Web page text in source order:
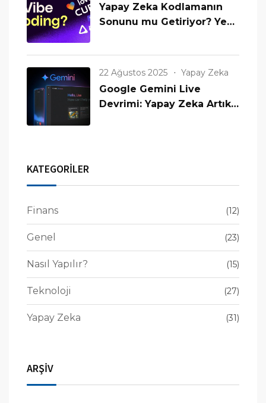
Yapay Zeka Kodlamanın
Sonunu mu Getiriyor? Yeni
22 Ağustos 2025 Yapay Zeka
Google Gemini Live
Devrimi: Yapay Zeka Artık
KATEGORİLER
Finans (12)
Genel (23)
Nasıl Yapılır? (15)
Teknoloji (27)
Yapay Zeka (31)
ARŞİV